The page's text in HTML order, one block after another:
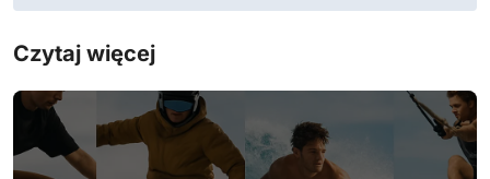
i
g
a
c
Czytaj więcej